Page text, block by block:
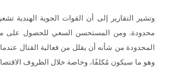
وتشير التقارير إلى أن القوات الجوية الهندية
محدودة. ومن المستحسن السعي للحصول على
المحدودة من شأنه أن يقلل من فعالية القتال
وهو ما سيكون مُكلفًا، وخاصة خلال الظروف